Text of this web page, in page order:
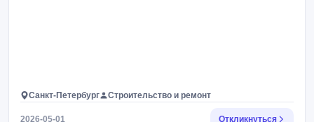
Санкт-Петербург Строительство и ремонт
2026-05-01 Откликнуться